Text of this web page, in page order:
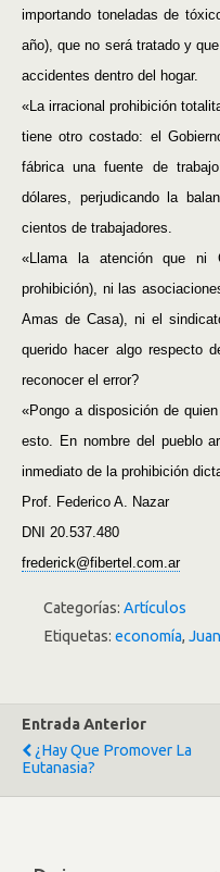
importando toneladas de
año), que no será tratado y
accidentes dentro del hogar.
«La irracional prohibición
tiene otro costado: el
fábrica una fuente de
dólares, perjudicando la
cientos de trabajadores.
«Llama la atención que ni
prohibición), ni las
Amas de Casa), ni el
querido hacer algo respecto
reconocer el error?
«Pongo a disposición de
esto. En nombre del pueblo
inmediato de la prohibición
Prof. Federico A. Nazar
DNI 20.537.480
frederick@fibertel.com.ar
Categorías: Artículos
Etiquetas: economía,
Entrada Anterior
¿Hay Que Promover La
Eutanasia?